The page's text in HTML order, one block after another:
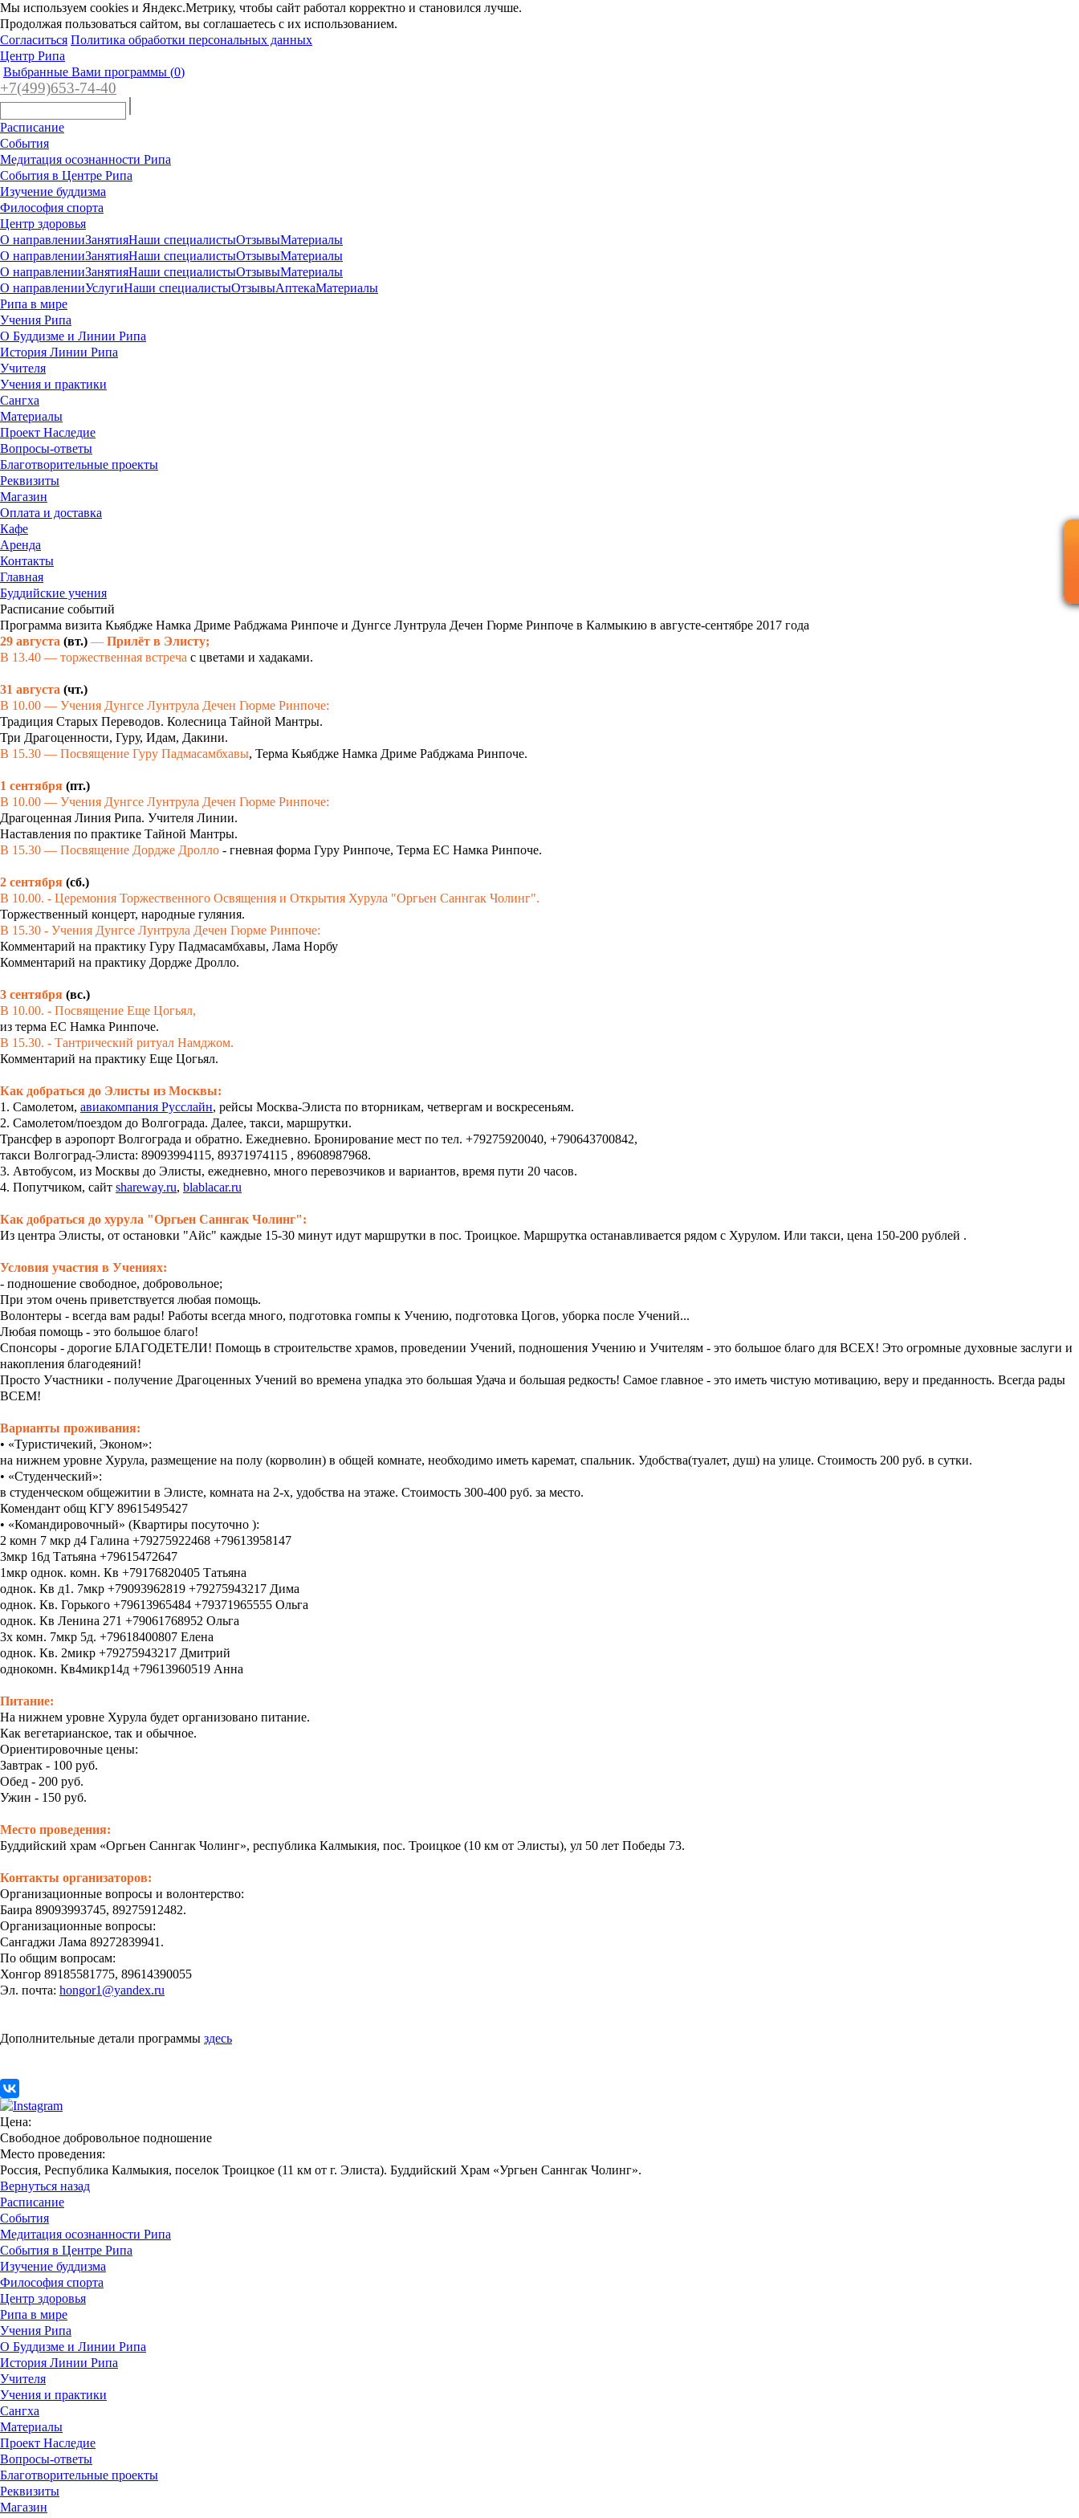
Мы используем cookies и Яндекс.Метрику, чтобы сайт работал корректно и становился лучше.
Продолжая пользоваться сайтом, вы соглашаетесь с их использованием.
Согласиться Политика обработки персональных данных
Центр Рипа
Выбранные Вами программы (0)
+7(499)653-74-40
Расписание
События
Медитация осознанности Рипа
События в Центре Рипа
Изучение буддизма
Философия спорта
Центр здоровья
О направленииЗанятияНаши специалистыОтзывыМатериалы
О направленииЗанятияНаши специалистыОтзывыМатериалы
О направленииЗанятияНаши специалистыОтзывыМатериалы
О направленииУслугиНаши специалистыОтзывыАптекаМатериалы
Рипа в мире
Учения Рипа
О Буддизме и Линии Рипа
История Линии Рипа
Учителя
Учения и практики
Сангха
Материалы
Проект Наследие
Вопросы-ответы
Благотворительные проекты
Реквизиты
Магазин
Оплата и доставка
Кафе
Аренда
Контакты
Главная
Буддийские учения
Расписание событий
Программа визита Кьябдже Намка Дриме Рабджама Ринпоче и Дунгсе Лунтрула Дечен Гюрме Ринпоче в Калмыкию в августе-сентябре 2017 года
29 августа (вт.) — Прилёт в Элисту;
В 13.40 — торжественная встреча с цветами и хадаками.
31 августа (чт.)
В 10.00 — Учения Дунгсе Лунтрула Дечен Гюрме Ринпоче:
Традиция Старых Переводов. Колесница Тайной Мантры.
Три Драгоценности, Гуру, Идам, Дакини.
В 15.30 — Посвящение Гуру Падмасамбхавы, Терма Кьябдже Намка Дриме Рабджама Ринпоче.
1 сентября (пт.)
В 10.00 — Учения Дунгсе Лунтрула Дечен Гюрме Ринпоче:
Драгоценная Линия Рипа. Учителя Линии.
Наставления по практике Тайной Мантры.
В 15.30 — Посвящение Дордже Дролло - гневная форма Гуру Ринпоче, Терма ЕС Намка Ринпоче.
2 сентября (сб.)
В 10.00. - Церемония Торжественного Освящения и Открытия Хурула "Оргьен Саннгак Чолинг".
Торжественный концерт, народные гуляния.
В 15.30 - Учения Дунгсе Лунтрула Дечен Гюрме Ринпоче:
Комментарий на практику Гуру Падмасамбхавы, Лама Норбу
Комментарий на практику Дордже Дролло.
3 сентября (вс.)
В 10.00. - Посвящение Еще Цогьял,
из терма ЕС Намка Ринпоче.
В 15.30. - Тантрический ритуал Намджом.
Комментарий на практику Еще Цогьял.
Как добраться до Элисты из Москвы:
1. Самолетом, авиакомпания Русслайн, рейсы Москва-Элиста по вторникам, четвергам и воскресеньям.
2. Самолетом/поездом до Волгограда. Далее, такси, маршрутки.
Трансфер в аэропорт Волгограда и обратно. Ежедневно. Бронирование мест по тел. +79275920040, +790643700842,
такси Волгоград-Элиста: 89093994115, 89371974115 , 89608987968.
3. Автобусом, из Москвы до Элисты, ежедневно, много перевозчиков и вариантов, время пути 20 часов.
4. Попутчиком, сайт shareway.ru, blablacar.ru
Как добраться до хурула "Оргьен Саннгак Чолинг":
Из центра Элисты, от остановки "Айс" каждые 15-30 минут идут маршрутки в пос. Троицкое. Маршрутка останавливается рядом с Хурулом. Или такси, цена 150-200 рублей .
Условия участия в Учениях:
- подношение свободное, добровольное;
При этом очень приветствуется любая помощь.
Волонтеры - всегда вам рады! Работы всегда много, подготовка гомпы к Учению, подготовка Цогов, уборка после Учений...
Любая помощь - это большое благо!
Спонсоры - дорогие БЛАГОДЕТЕЛИ! Помощь в строительстве храмов, проведении Учений, подношения Учению и Учителям - это большое благо для ВСЕХ! Это огромные духовные заслуги и
накопления благодеяний!
Просто Участники - получение Драгоценных Учений во времена упадка это большая Удача и большая редкость! Самое главное - это иметь чистую мотивацию, веру и преданность. Всегда рады
ВСЕМ!
Варианты проживания:
• «Туристичекий, Эконом»:
на нижнем уровне Хурула, размещение на полу (корволин) в общей комнате, необходимо иметь каремат, спальник. Удобства(туалет, душ) на улице. Стоимость 200 руб. в сутки.
• «Студенческий»:
в студенческом общежитии в Элисте, комната на 2-х, удобства на этаже. Стоимость 300-400 руб. за место.
Комендант общ КГУ 89615495427
• «Командировочный» (Квартиры посуточно ):
2 комн 7 мкр д4 Галина +79275922468 +79613958147
3мкр 16д Татьяна +79615472647
1мкр однок. комн. Кв +79176820405 Татьяна
однок. Кв д1. 7мкр +79093962819 +79275943217 Дима
однок. Кв. Горького +79613965484 +79371965555 Ольга
однок. Кв Ленина 271 +79061768952 Ольга
3х комн. 7мкр 5д. +79618400807 Елена
однок. Кв. 2микр +79275943217 Дмитрий
однокомн. Кв4микр14д +79613960519 Анна
Питание:
На нижнем уровне Хурула будет организовано питание.
Как вегетарианское, так и обычное.
Ориентировочные цены:
Завтрак - 100 руб.
Обед - 200 руб.
Ужин - 150 руб.
Место проведения:
Буддийский храм «Оргьен Саннгак Чолинг», республика Калмыкия, пос. Троицкое (10 км от Элисты), ул 50 лет Победы 73.
Контакты организаторов:
Организационные вопросы и волонтерство:
Баира 89093993745, 89275912482.
Организационные вопросы:
Сангаджи Лама 89272839941.
По общим вопросам:
Хонгор 89185581775, 89614390055
Эл. почта: hongor1@yandex.ru
Дополнительные детали программы здесь
Цена:
Свободное добровольное подношение
Место проведения:
Россия, Республика Калмыкия, поселок Троицкое (11 км от г. Элиста). Буддийский Храм «Ургьен Саннгак Чолинг».
Вернуться назад
Расписание
События
Медитация осознанности Рипа
События в Центре Рипа
Изучение буддизма
Философия спорта
Центр здоровья
Рипа в мире
Учения Рипа
О Буддизме и Линии Рипа
История Линии Рипа
Учителя
Учения и практики
Сангха
Материалы
Проект Наследие
Вопросы-ответы
Благотворительные проекты
Реквизиты
Магазин